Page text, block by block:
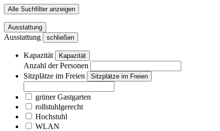
Alle Suchfilter anzeigen
Ausstattung
Ausstattung schließen
Kapazität Kapazität
Anzahl der Personen
Sitzplätze im Freien
Sitzplätze im Freien
grüner Gastgarten
rollstuhlgerecht
Hochstuhl
WLAN